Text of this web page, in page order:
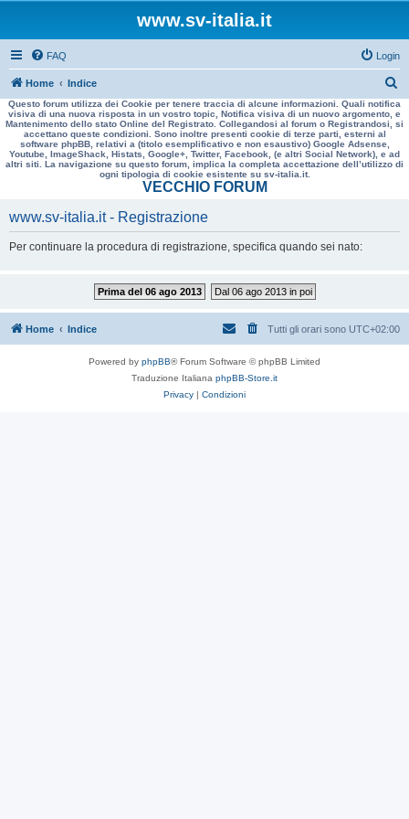
www.sv-italia.it
FAQ Login
Home Indice
e
r
a
Questo forum utilizza dei Cookie per tenere traccia di alcune informazioni. Quali notifica
visiva di una nuova risposta in un vostro topic, Notifica visiva di un nuovo argomento, e
Mantenimento dello stato Online del Registrato. Collegandosi al forum o Registrandosi, si
accettano queste condizioni. Sono inoltre presenti cookie di terze parti, esterni al
software phpBB, relativi a (titolo esemplificativo e non esaustivo) Google Adsense,
Youtube, ImageShack, Histats, Google+, Twitter, Facebook, (e altri Social Network), e ad
altri siti. La navigazione su questo forum, implica la completa accettazione dell’utilizzo di
ogni tipologia di cookie esistente su sv-italia.it.
VECCHIO FORUM
www.sv-italia.it - Registrazione
Per continuare la procedura di registrazione, specifica quando sei nato:
Prima del 06 ago 2013 Dal 06 ago 2013 in poi
Home Indice Tutti gli orari sono UTC+02:00
Powered by phpBB® Forum Software © phpBB Limited
Traduzione Italiana phpBB-Store.it
Privacy | Condizioni